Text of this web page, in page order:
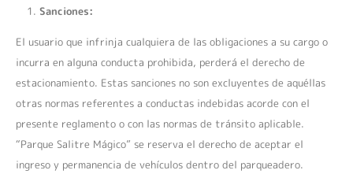
Sanciones:
El usuario que infrinja cualquiera de las obligaciones a su cargo o
incurra en alguna conducta prohibida, perderá el derecho de
estacionamiento. Estas sanciones no son excluyentes de aquéllas
otras normas referentes a conductas indebidas acorde con el
presente reglamento o con las normas de tránsito aplicable.
“Parque Salitre Mágico” se reserva el derecho de aceptar el
ingreso y permanencia de vehículos dentro del parqueadero.